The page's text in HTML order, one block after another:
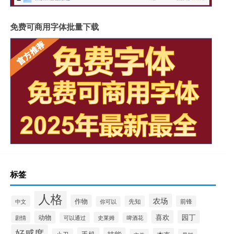
免费可商用字体批量下载
标签
中文 人格 作物 你可以 先知 农场
前锋
剧情
动物 可以通过 史莱姆 啤酒花 喜欢 园丁